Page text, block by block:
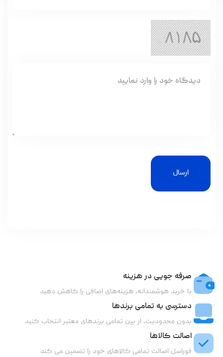
ارسال
صرفه جویی در هزینه
با خرید هوشمندانه، هزینه‌های اضافی را کاهش دهید
دسترسی به تمامی برندها
بدون محدودیت، از بین تمامی برندهای معتبر انتخاب کنید
اصالت کالاها
فوراسل اصالت تمامی کالاهای خود را تضمین می کند